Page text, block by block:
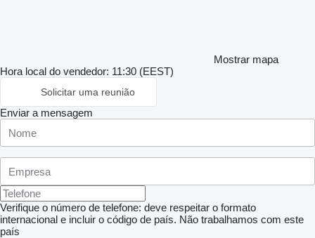
Mostrar mapa
Hora local do vendedor: 11:30 (EEST)
Solicitar uma reunião
Enviar a mensagem
Verifique o número de telefone: deve respeitar o formato
internacional e incluir o código de país. Não trabalhamos com este
país